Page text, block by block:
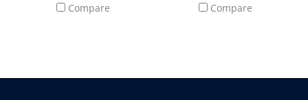
Compare
Compare